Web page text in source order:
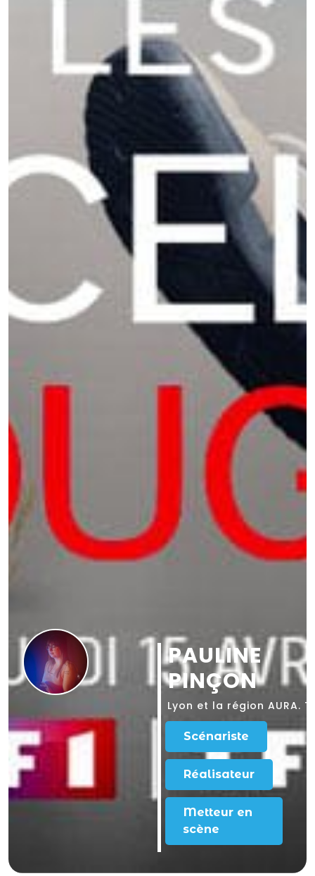
PAULINE
PINÇON
Lyon et la région AURA.
Scénariste
Réalisateur
Metteur en
scène